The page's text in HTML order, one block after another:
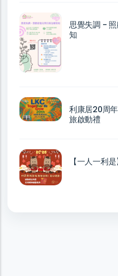
思覺失調 -
知
利康居20周
旅啟動禮
【一人一利